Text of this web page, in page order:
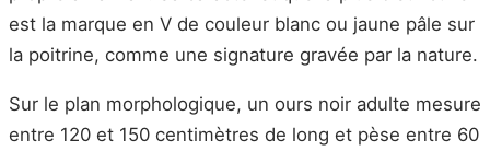
est la marque en V de couleur blanc ou jaune pâle sur
la poitrine, comme une signature gravée par la nature.
Sur le plan morphologique, un ours noir adulte mesure
entre 120 et 150 centimètres de long et pèse entre 60